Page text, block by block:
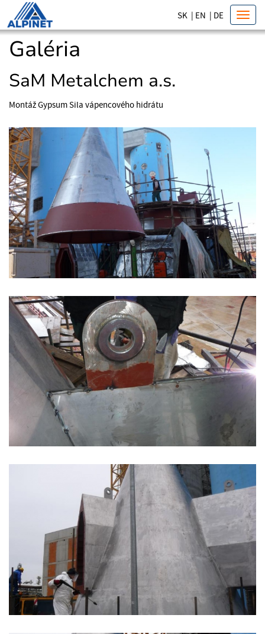
SK | EN | DE
Galéria
SaM Metalchem a.s.
Montáž Gypsum Sila vápencového hidrátu